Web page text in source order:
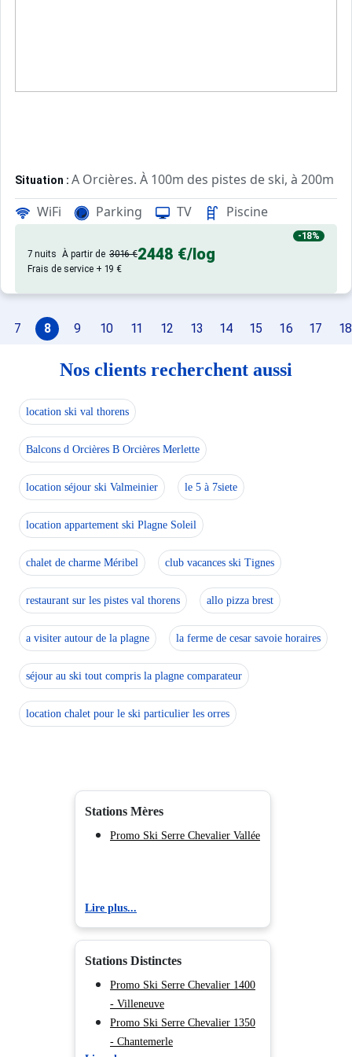
- ménage fin de séjour : 45 €
Ce logement est diffusé par un professionnel. Sauf
Seuls les équipements mentionnés spécifiquement
Situation : A Orcières. À 100m des pistes de ski, à 200m
Appartement :De grand confort et bien équipé. Avec
WiFi Parking TV Piscine
-18%
7 nuits À partir de 3016 €2448 €/log
Frais de service + 19 €
7 8 9 10 11 12 13 14 15 16 17 18
Nos clients recherchent aussi
location ski val thorens
Balcons d Orcières B Orcières Merlette
location séjour ski Valmeinier le 5 à 7siete
location appartement ski Plagne Soleil
chalet de charme Méribel club vacances ski Tignes
restaurant sur les pistes val thorens allo pizza brest
a visiter autour de la plagne la ferme de cesar savoie horaires
séjour au ski tout compris la plagne comparateur
location chalet pour le ski particulier les orres
Stations Mères
Promo Ski Serre Chevalier Vallée
Lire plus...
Stations Distinctes
Promo Ski Serre Chevalier 1400
- Villeneuve
Promo Ski Serre Chevalier 1350
- Chantemerle